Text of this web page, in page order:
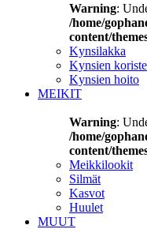
Warning:
/home/
content/
Kynsilakka
Kynsien
Kynsien hoito
MEIKIT
Warning:
/home/
content/
Meikkilookit
Silmät
Kasvot
Huulet
MUUT